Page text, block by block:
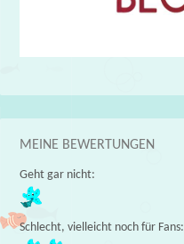
MEINE BEWERTUNGEN
Geht gar nicht:
Schlecht, vielleicht noch für Fans: